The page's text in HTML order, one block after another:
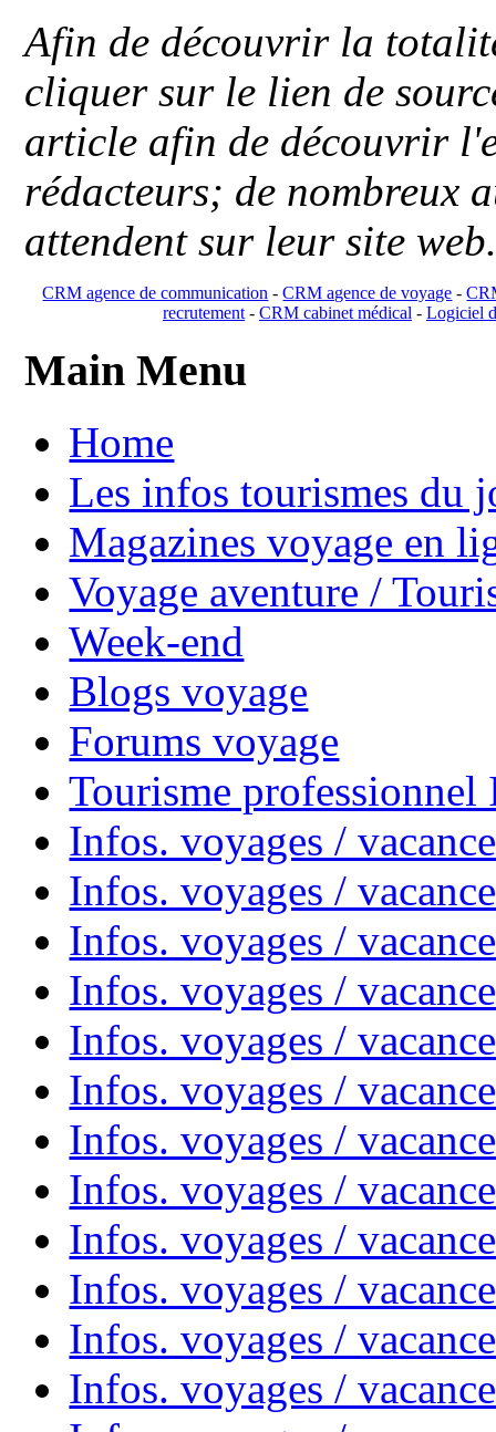
Afin de découvrir la
cliquer sur le lien de
article afin de découvrir
rédacteurs; de nombreux
attendent sur leur site
CRM agence de communication -CRM agence de voyage -
recrutement- CRM cabinet médical- Logiciel
Main Menu
Home
Les infos tourismes du
Magazines voyage en
Voyage aventure /
Week-end
Blogs voyage
Forums voyage
Tourisme
Infos. voyages /
Infos. voyages /
Infos. voyages /
Infos. voyages /
Infos. voyages /
Infos. voyages /
Infos. voyages /
Infos. voyages /
Infos. voyages /
Infos. voyages /
Infos. voyages /
Infos. voyages /